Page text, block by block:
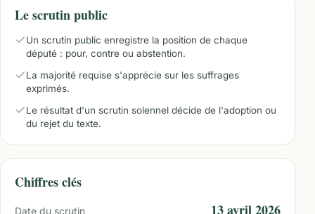
Le scrutin public
Un scrutin public enregistre la position de chaque
député : pour, contre ou abstention.
La majorité requise s'apprécie sur les suffrages
exprimés.
Le résultat d'un scrutin solennel décide de l'adoption ou
du rejet du texte.
Chiffres clés
Date du scrutin 13 avril 2026